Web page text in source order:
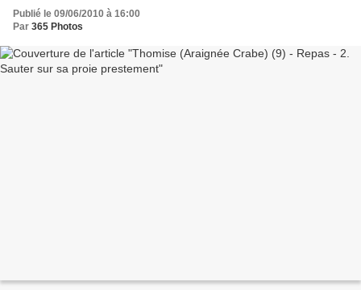
Publié le 09/06/2010 à 16:00
Par 365 Photos